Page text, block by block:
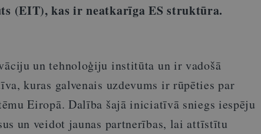
(EIT), kas ir neatkarīga ES struktūra.
un tehnoloģiju institūta un ir vadošā
kuras galvenais uzdevums ir rūpēties par
Eiropā. Dalība šajā iniciatīvā sniegs iespēju
un veidot jaunas partnerības, lai attīstītu